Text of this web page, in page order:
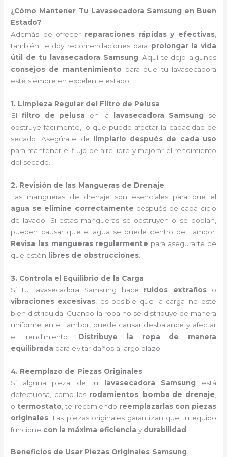
¿Cómo Mantener Tu Lavasecadora Samsung en Buen
Estado?
Además de ofrecer reparaciones rápidas y efectivas,
también te doy recomendaciones para prolongar la vida
útil de tu lavasecadora Samsung . Aquí te dejo algunos
consejos de mantenimiento para que tu lavasecadora
esté siempre en excelente estado:
1. Limpieza Regular del Filtro de Pelusa
Elfiltro de pelusa en la lavasecadora Samsung se
obstruye fácilmente, lo que puede afectar la capacidad de
secado. Asegúrate de
limpiarlo después de cada uso
para mantener el flujo de aire libre y mejorar el rendimiento
del secado.
2. Revisión de las Mangueras de Drenaje
Las mangueras de drenaje son esenciales para que el
agua se elimine correctamente después de cada ciclo
de lavado. Si estas mangueras se obstruyen o se doblan,
pueden causar que el agua se quede dentro del tambor.
Revisa las mangueras regularmente para asegurarte de
que estén
libres de obstrucciones
3. Controla el Equilibrio de la Carga
Si tu lavasecadora Samsung hace ruidos extrañoso
vibraciones excesivas, es posible que la carga no esté
bien distribuida. Cuando la ropa no se distribuye de manera
uniforme en el tambor, puede causar desbalance y afectar
el rendimiento. Distribuye la ropa de manera
equilibrada para evitar daños a largo plazo.
4. Reemplazo de Piezas Originales
Si alguna pieza de tu lavasecadora Samsung está
defectuosa, como los rodamientos bomba de drenaje
o termostato , te recomiendo reemplazarlas con piezas
originales . Las piezas originales garantizan que tu equipo
funcione con la máxima eficiencia y durabilidad
Beneficios de Usar Piezas Originales Samsung